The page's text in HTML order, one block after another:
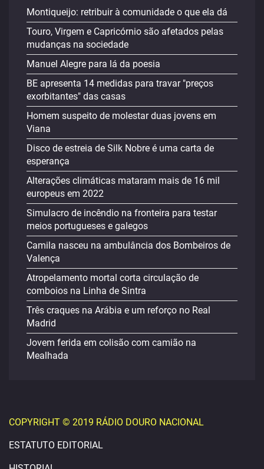
Montiqueijo: retribuir à comunidade o que ela dá
Touro, Virgem e Capricórnio são afetados pelas
mudanças na sociedade
Manuel Alegre para lá da poesia
BE apresenta 14 medidas para travar "preços
exorbitantes" das casas
Homem suspeito de molestar duas jovens em
Viana
Disco de estreia de Silk Nobre é uma carta de
esperança
Alterações climáticas mataram mais de 16 mil
europeus em 2022
Simulacro de incêndio na fronteira para testar
meios portugueses e galegos
Camila nasceu na ambulância dos Bombeiros de
Valença
Atropelamento mortal corta circulação de
comboios na Linha de Sintra
Três craques na Arábia e um reforço no Real
Madrid
Jovem ferida em colisão com camião na
Mealhada
COPYRIGHT © 2019 RÁDIO DOURO NACIONAL
ESTATUTO EDITORIAL